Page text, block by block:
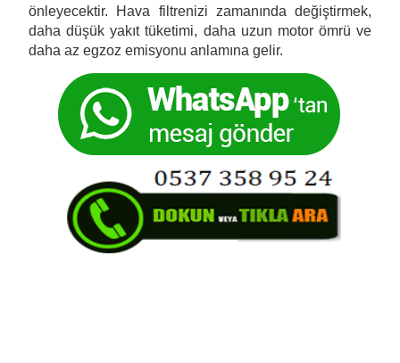
önleyecektir. Hava filtrenizi zamanında değiştirmek,
daha düşük yakıt tüketimi, daha uzun motor ömrü ve
daha az egzoz emisyonu anlamına gelir.